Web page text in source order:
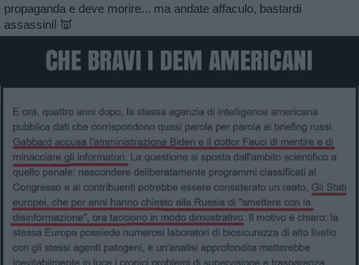
propaganda e deve morire... ma andate affaculo, bastardi
assassini! 👿